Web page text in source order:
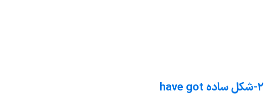
۲-شکل ساده have got